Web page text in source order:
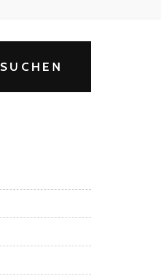
SUCHEN